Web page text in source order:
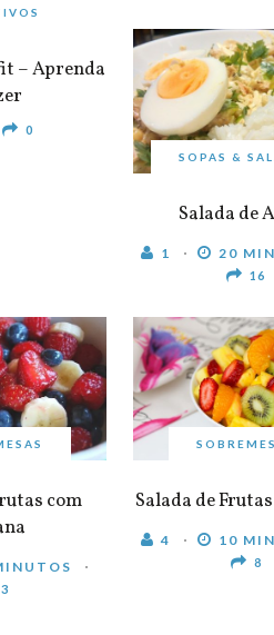
– Aprenda
0
SOPAS &
Salada de
1 20
16
com
3
Salada de
4 10
8